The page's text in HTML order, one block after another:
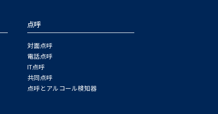
点呼
対面点呼
電話点呼
IT点呼
共同点呼
点呼とアルコール検知器